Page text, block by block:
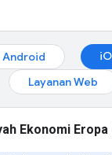
Android
Layanan Web
Ekonomi Eropa